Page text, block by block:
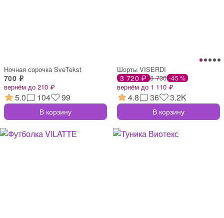
Ночная сорочка SveTekst
700 ₽
вернём до 210 ₽
5.0 104 99
В корзину
Шорты VISERDI
3 720 ₽ 6 730 -45 %
вернём до 1 110 ₽
4.8 36 3.2K
В корзину